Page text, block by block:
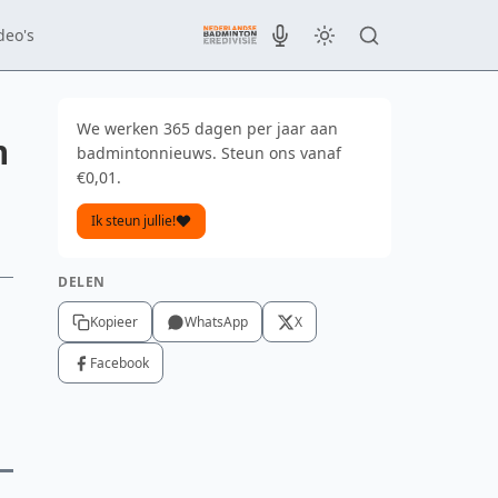
We werken 365 dagen per jaar aan
badmintonnieuws. Steun ons vanaf
€0,01.
Ik steun jullie!
DELEN
Kopieer WhatsApp X
Facebook